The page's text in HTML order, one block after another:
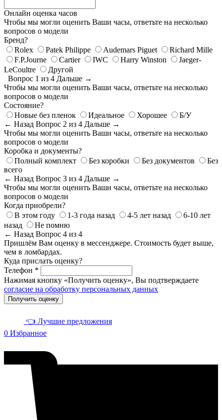
Онлайн оценка часов
Чтобы мы могли оценить Ваши часы, ответьте на несколько
вопросов о модели
Бренд?
Rolex
Patek Philippe Audemars Piguet
Richard Mille
F.P.Journe
Cartier IWC Harry Winston
Jaeger-
LeCoultre
Другой
Вопрос 1 из 4 Дальше →
Чтобы мы могли оценить Ваши часы, ответьте на несколько
вопросов о модели
Состояние?
Новые без пленок
Идеальное Хорошее
Б/У
← Назад Вопрос 2 из 4 Дальше →
Чтобы мы могли оценить Ваши часы, ответьте на несколько
вопросов о модели
Коробка и документы?
Полный комплект
Без коробки Без документов
Без
всего
← Назад Вопрос 3 из 4 Дальше →
Чтобы мы могли оценить Ваши часы, ответьте на несколько
вопросов о модели
Когда приобрели?
В этом году
1-3 года назад 4-5 лет назад
6-10 лет
назад
Не помню
← Назад Вопрос 4 из 4
Пришлём Вам оценку в мессенджере. Стоимость будет выше,
чем в ломбардах.
Куда прислать оценку?
Телефон *
Нажимая кнопку «Получить оценку», Вы подтверждаете
согласие на обработку персональных данных
Получить оценку
👈 Лучшие предложения
0 Избранное